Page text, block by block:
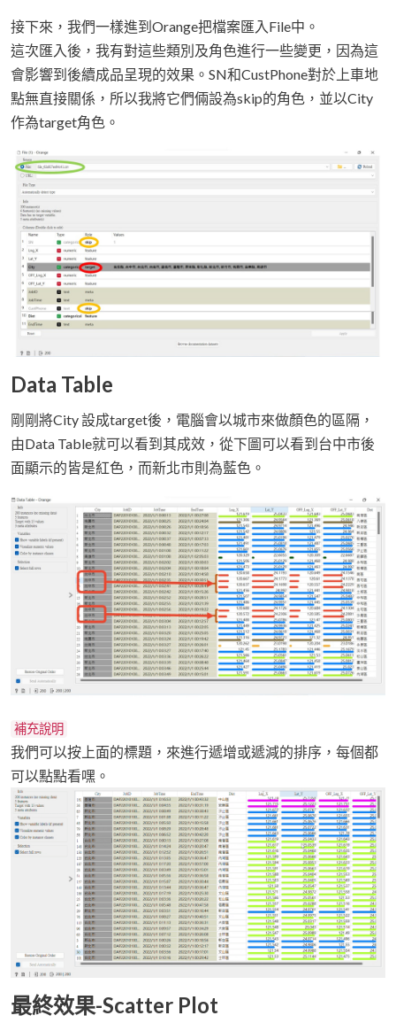
接下來，我們一樣進到Orange把檔案匯入File中。
這次匯入後，我有對這些類別及角色進行一些變更，因為這
會影響到後續成品呈現的效果。SN和CustPhone對於上車地
點無直接關係，所以我將它們倆設為skip的角色，並以City
作為target角色。
Data Table
剛剛將City 設成target後，電腦會以城市來做顏色的區隔，
由Data Table就可以看到其成效，從下圖可以看到台中市後
面顯示的皆是紅色，而新北市則為藍色。
補充說明
我們可以按上面的標題，來進行遞增或遞減的排序，每個都
可以點點看嘿。
最終效果-Scatter Plot